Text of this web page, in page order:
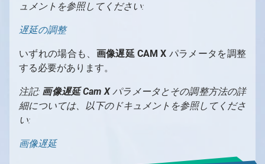
ュメントを参照してください:
遅延の調整
いずれの場合も、 画像遅延 CAM X パラメータを調整
する必要があります。
注記: 画像遅延 Cam Xパラメータとその調整方法の詳
細については、以下のドキュメントを参照してくださ
い:
画像遅延